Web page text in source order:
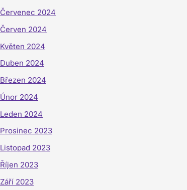
Červenec 2024
Červen 2024
Květen 2024
Duben 2024
Březen 2024
Únor 2024
Leden 2024
Prosinec 2023
Listopad 2023
Říjen 2023
Září 2023